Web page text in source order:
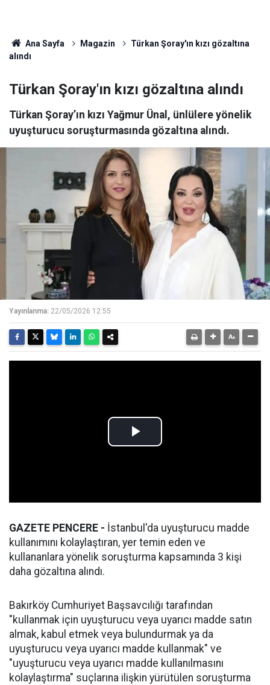
Ana Sayfa Magazin
Türkan Şoray'ın kızı gözaltına
alındı
Türkan Şoray'ın kızı gözaltına alındı
Türkan Şoray’ın kızı Yağmur Ünal, ünlülere yönelik
uyuşturucu soruşturmasında gözaltına alındı.
Yayınlanma: 22/05/2026 12:55
GAZETE PENCERE - İstanbul'da uyuşturucu madde
kullanımını kolaylaştıran, yer temin eden ve
kullananlara yönelik soruşturma kapsamında 3 kişi
daha gözaltına alındı.
Bakırköy Cumhuriyet Başsavcılığı tarafından
"kullanmak için uyuşturucu veya uyarıcı madde satın
almak, kabul etmek veya bulundurmak ya da
uyuşturucu veya uyarıcı madde kullanmak" ve
"uyuşturucu veya uyarıcı madde kullanılmasını
kolaylaştırma" suçlarına ilişkin yürütülen soruşturma